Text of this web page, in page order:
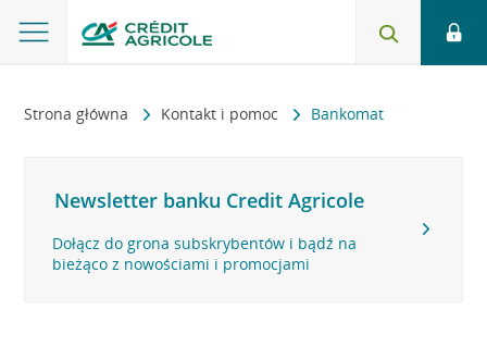
Strona główna Kontakt i pomoc Bankomat
Newsletter banku Credit Agricole
Dołącz do grona subskrybentów i bądź na
bieżąco z nowościami i promocjami